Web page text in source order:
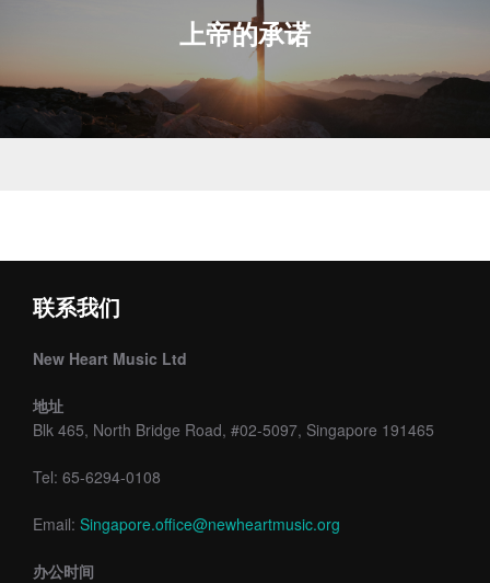
航
上帝的承诺
联系我们
New Heart Music Ltd
地址
Blk 465, North Bridge Road, #02-5097, Singapore 191465
Tel: 65-6294-0108
Email: Singapore.office@newheartmusic.org
办公时间